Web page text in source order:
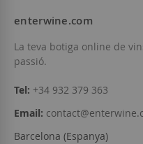
Afegir a la
enterwine.com
La teva botiga online de
passió.
Tel: +34 932 379 363
Email:
Barcelona (Espanya)